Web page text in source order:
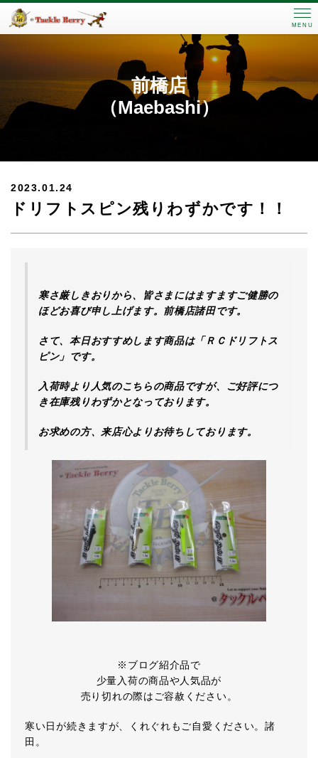
MENU
前橋店
（Maebashi）
2023.01.24
ドリフトスピン残りわずかです！！
寒さ厳しきおりから、皆さまにはますますご健勝の
ほどお喜び申し上げます。前橋店諸田です。
さて、本日おすすめします商品は「ＲＣドリフトス
ピン」です。
入荷時より人気のこちらの商品ですが、ご好評につ
き在庫残りわずかとなっております。
お求めの方、来店心よりお待ちしております。
※ブログ紹介品で
少量入荷の商品や人気品が
売り切れの際はご容赦ください。
寒い日が続きますが、くれぐれもご自愛ください。諸
田。